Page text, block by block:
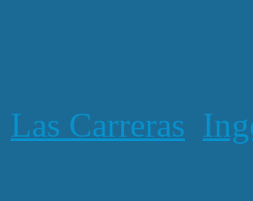
Las Carreras